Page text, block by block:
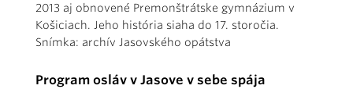
2013 aj obnovené Premonštrátske gymnázium v
Košiciach. Jeho história siaha do 17. storočia.
Snímka: archív Jasovského opátstva
Program osláv v Jasove v sebe spája